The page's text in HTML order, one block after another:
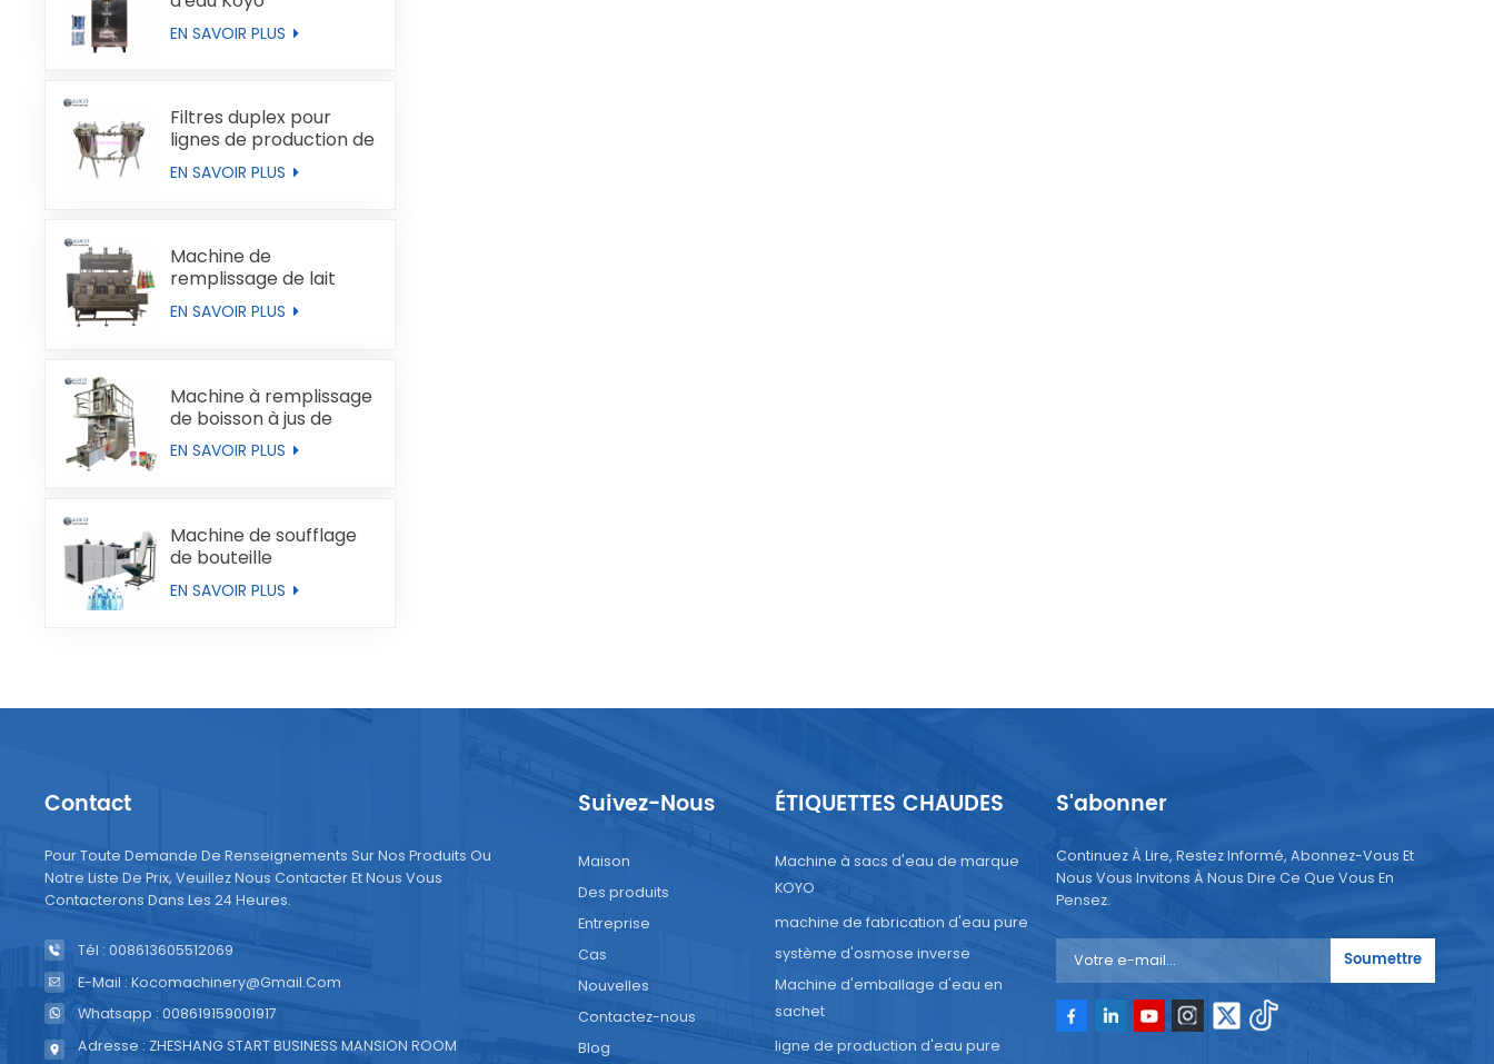
EN SAVOIR PLUS
Filtres duplex pour
lignes de production de
liquides
EN SAVOIR PLUS
Machine de
remplissage de lait
automatique
EN SAVOIR PLUS
Machine à remplissage
de boisson à jus de
boucles de type brique
EN SAVOIR PLUS
Machine de soufflage
de bouteille
entièrement
automatique
EN SAVOIR PLUS
Contact
Pour Toute Demande De Renseignements Sur Nos Produits Ou
Notre Liste De Prix, Veuillez Nous Contacter Et Nous Vous
Contacterons Dans Les 24 Heures.
Tél : 008613605512069
E-Mail : Kocomachinery@gmail.com
Whatsapp : 008619159001917
Adresse : ZHESHANG START BUSINESS MANSION ROOM
Suivez-Nous
Maison
Des produits
Entreprise
Cas
Nouvelles
Contactez-nous
Blog
ÉTIQUETTES CHAUDES
Machine à sacs d'eau de marque
KOYO
machine de fabrication d'eau pure
système d'osmose inverse
Machine d'emballage d'eau en
sachet
ligne de production d'eau pure
S'abonner
Continuez À Lire, Restez Informé, Abonnez-Vous Et
Nous Vous Invitons À Nous Dire Ce Que Vous En
Pensez.
Soumettre